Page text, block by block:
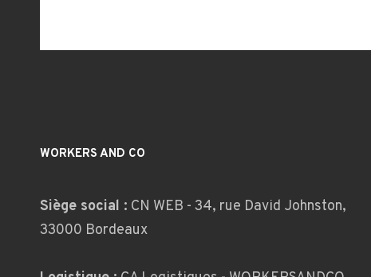
WORKERS AND CO
Siège social : CN WEB - 34, rue David Johnston,
33000 Bordeaux